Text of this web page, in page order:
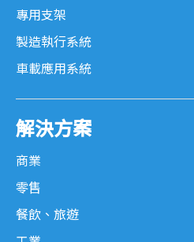
專用支架
製造執行系統
車載應用系統
解決方案
商業
零售
餐飲、旅遊